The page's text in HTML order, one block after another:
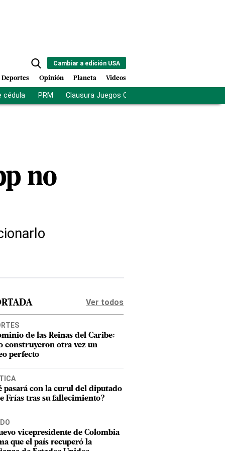
Cambiar a edición USA
Deportes Opinión Planeta Videos
cédula PRM Clausura Juegos Centroamericanos
no
Ver todos
de las Reinas del Caribe:
construyeron otra vez un
perfecto
pasará con la curul del diputado
Frías tras su fallecimiento?
vicepresidente de Colombia
que el país recuperó la